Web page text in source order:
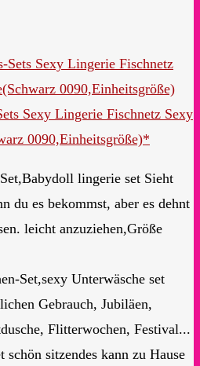
Sexy Lingerie Fischnetz Sexy
0090,Einheitsgröße)*
lingerie set Sieht
du es bekommst, aber es dehnt
leicht anzuziehen,Größe
Set,sexy Unterwäsche set
Gebrauch, Jubiläen,
Flitterwochen, Festival...
sitzendes kann zu Hause